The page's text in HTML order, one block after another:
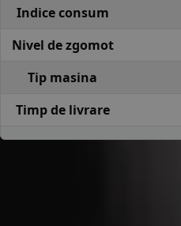
Indice consum
Nivel de zgomot
Tip masina
Timp de livrare